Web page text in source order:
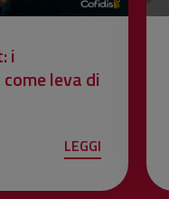
i
leva di
LEGGI